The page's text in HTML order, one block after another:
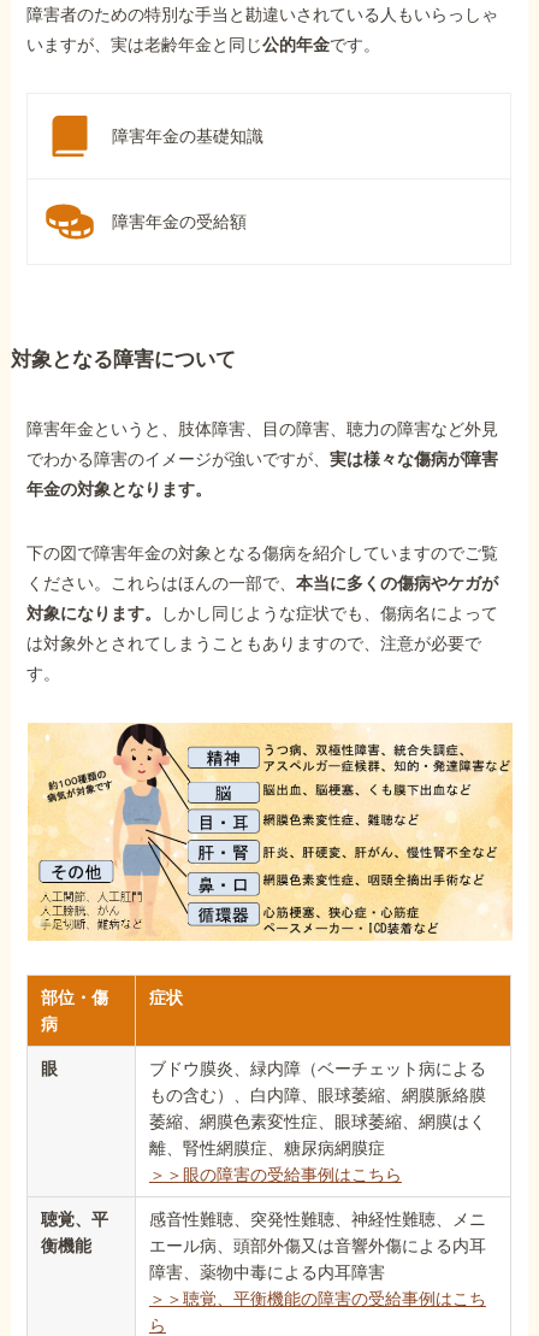
障害者のための特別な手当と勘違いされている人もいらっしゃ
いますが、実は老齢年金と同じ公的年金です。
障害年金の基礎知識
障害年金の受給額
対象となる障害について
障害年金というと、肢体障害、目の障害、聴力の障害など外見
でわかる障害のイメージが強いですが、実は様々な傷病が障害
年金の対象となります。
下の図で障害年金の対象となる傷病を紹介していますのでご覧
ください。これらはほんの一部で、本当に多くの傷病やケガが
対象になります。
しかし同じような症状でも、傷病名によって
は対象外とされてしまうこともありますので、注意が必要で
す。
部位・傷
病
症状
眼
ブドウ膜炎、緑内障（ベーチェット病による
もの含む）、白内障、眼球萎縮、網膜脈絡膜
萎縮、網膜色素変性症、眼球萎縮、網膜はく
離、腎性網膜症、糖尿病網膜症
＞＞眼の障害の受給事例はこちら
聴覚、平
衡機能
感音性難聴、突発性難聴、神経性難聴、メニ
エール病、頭部外傷又は音響外傷による内耳
障害、薬物中毒による内耳障害
＞＞聴覚、平衡機能の障害の受給事例はこち
ら